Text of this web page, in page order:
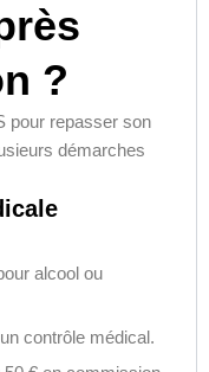
?
pour repasser son
démarches
alcool ou
contrôle médical.